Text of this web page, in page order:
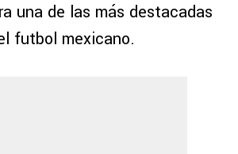
una de las más destacadas
futbol mexicano.